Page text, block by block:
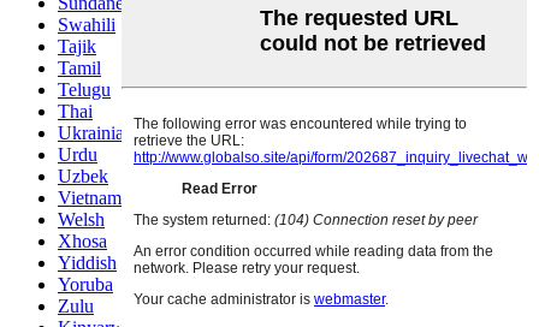
Swahili
Tajik
Tamil
Telugu
Thai
Ukrainian
Urdu
Uzbek
Vietnamese
Welsh
Xhosa
Yiddish
Yoruba
Zulu